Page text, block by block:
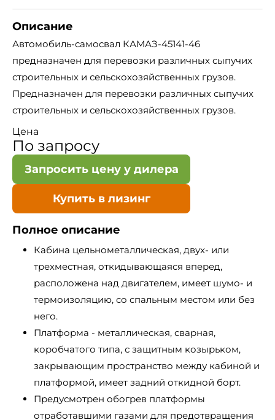
Описание
Автомобиль-самосвал КАМАЗ-45141-46
предназначен для перевозки различных сыпучих
строительных и сельскохозяйственных грузов.
Предназначен для перевозки различных сыпучих
строительных и сельскохозяйственных грузов.
Цена
По запросу
Запросить цену у дилера
Купить в лизинг
Полное описание
Кабина цельнометаллическая, двух- или
трехместная, откидывающаяся вперед,
расположена над двигателем, имеет шумо- и
термоизоляцию, со спальным местом или без
него.
Платформа - металлическая, сварная,
коробчатого типа, с защитным козырьком,
закрывающим пространство между кабиной и
платформой, имеет задний откидной борт.
Предусмотрен обогрев платформы
отработавшими газами для предотвращения